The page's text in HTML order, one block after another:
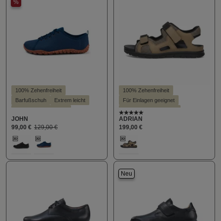
%
100% Zehenfreiheit
Barfußschuh
Extrem leicht
Hallux valgus geeignet
Leichter Einstieg
JOHN
99,00 € 129,00 €
Farbe auswählen
100 405
100% Zehenfreiheit
Für Einlagen geeignet
Hallux valgus geeignet
Leichter Einstieg
Durchschnittliche
ADRIAN
199,00 €
Farbe
613
Neu